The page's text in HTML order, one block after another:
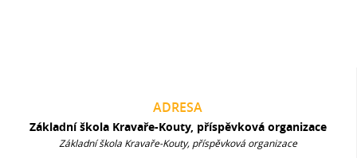
ADRESA
Základní škola Kravaře-Kouty, příspěvková organizace
Základní škola Kravaře-Kouty, příspěvková organizace